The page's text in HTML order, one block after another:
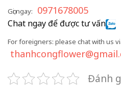
Gọi ngay: 0971678005
Chat ngay để được tư vấn
For foreigners: please chat with us
Đánh